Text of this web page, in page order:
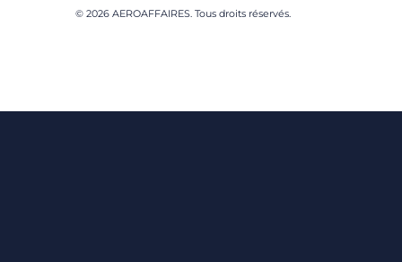
© 2026 AEROAFFAIRES. Tous droits réservés.